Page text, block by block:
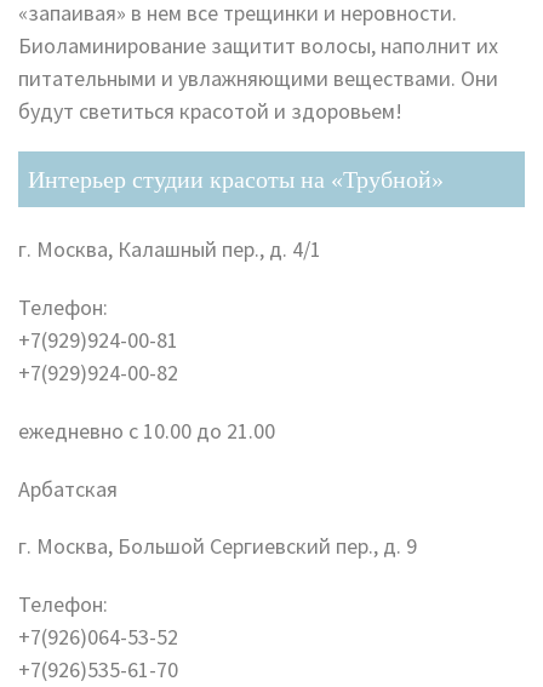
«запаивая» в нем все трещинки и неровности.
Биоламинирование защитит волосы, наполнит их
питательными и увлажняющими веществами. Они
будут светиться красотой и здоровьем!
Интерьер студии красоты на «Трубной»
г. Москва, Калашный пер., д. 4/1
Телефон:
+7(929)924-00-81
+7(929)924-00-82
ежедневно с 10.00 до 21.00
Арбатская
г. Москва, Большой Сергиевский пер., д. 9
Телефон:
+7(926)064-53-52
+7(926)535-61-70